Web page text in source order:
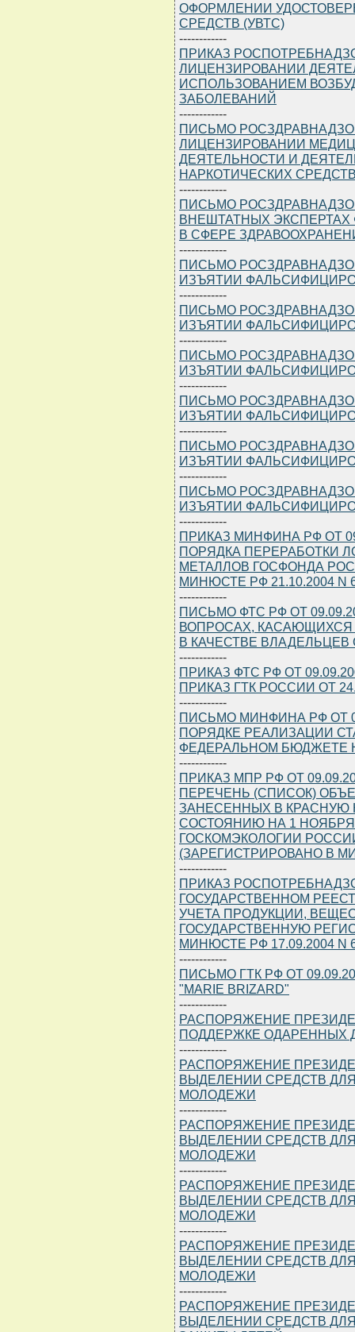
ОФОРМЛЕНИИ
СРЕДСТВ (УВТС)
------------
ПРИКАЗ
ЛИЦЕНЗИРОВАНИИ
ИСПОЛЬЗОВАНИЕМ
ЗАБОЛЕВАНИЙ
------------
ПИСЬМО
ЛИЦЕНЗИРОВАНИИ
ДЕЯТЕЛЬНОСТИ И
НАРКОТИЧЕСКИХ
------------
ПИСЬМО
ВНЕШТАТНЫХ
В СФЕРЕ
------------
ПИСЬМО
ИЗЪЯТИИ
------------
ПИСЬМО
ИЗЪЯТИИ
------------
ПИСЬМО
ИЗЪЯТИИ
------------
ПИСЬМО
ИЗЪЯТИИ
------------
ПИСЬМО
ИЗЪЯТИИ
------------
ПИСЬМО
ИЗЪЯТИИ
------------
ПРИКАЗ МИНФИНА РФ ОТ
ПОРЯДКА ПЕРЕРАБОТКИ
МЕТАЛЛОВ ГОСФОНДА
МИНЮСТЕ РФ 21.10.2004 N
------------
ПИСЬМО ФТС РФ ОТ
ВОПРОСАХ,
В КАЧЕСТВЕ
------------
ПРИКАЗ ФТС РФ ОТ
ПРИКАЗ ГТК РОССИИ ОТ
------------
ПИСЬМО МИНФИНА РФ ОТ
ПОРЯДКЕ РЕАЛИЗАЦИИ
ФЕДЕРАЛЬНОМ БЮДЖЕТЕ
------------
ПРИКАЗ МПР РФ ОТ
ПЕРЕЧЕНЬ (СПИСОК)
ЗАНЕСЕННЫХ В КРАСНУЮ
СОСТОЯНИЮ НА 1 НОЯБРЯ
ГОСКОМЭКОЛОГИИ РОССИИ
(ЗАРЕГИСТРИРОВАНО В
------------
ПРИКАЗ
ГОСУДАРСТВЕННОМ
УЧЕТА ПРОДУКЦИИ,
ГОСУДАРСТВЕННУЮ
МИНЮСТЕ РФ 17.09.2004 N
------------
ПИСЬМО ГТК РФ ОТ
"MARIE BRIZARD"
------------
РАСПОРЯЖЕНИЕ
ПОДДЕРЖКЕ ОДАРЕННЫХ
------------
РАСПОРЯЖЕНИЕ
ВЫДЕЛЕНИИ СРЕДСТВ
МОЛОДЕЖИ
------------
РАСПОРЯЖЕНИЕ
ВЫДЕЛЕНИИ СРЕДСТВ
МОЛОДЕЖИ
------------
РАСПОРЯЖЕНИЕ
ВЫДЕЛЕНИИ СРЕДСТВ
МОЛОДЕЖИ
------------
РАСПОРЯЖЕНИЕ
ВЫДЕЛЕНИИ СРЕДСТВ
МОЛОДЕЖИ
------------
РАСПОРЯЖЕНИЕ
ВЫДЕЛЕНИИ СРЕДСТВ